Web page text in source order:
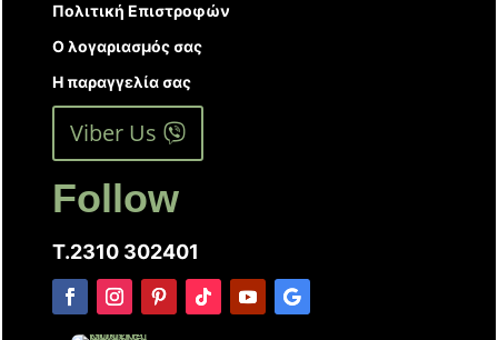
Πολιτική Επιστροφών
Ο λογαριασμός σας
Η παραγγελία σας
Viber Us
Follow
T.2310 302401